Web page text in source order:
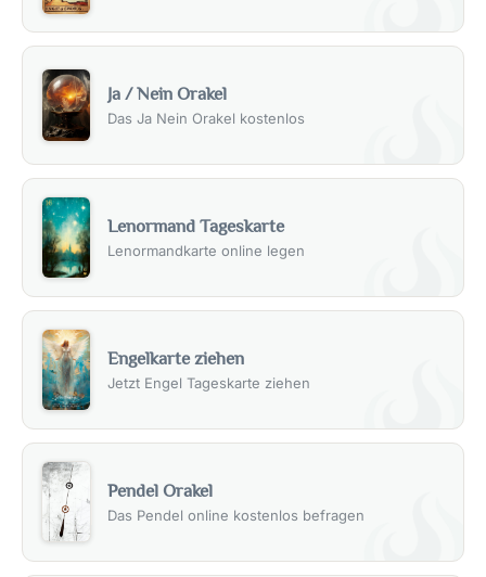
Ja / Nein Orakel
Das Ja Nein Orakel kostenlos
Lenormand Tageskarte
Lenormandkarte online legen
Engelkarte ziehen
Jetzt Engel Tageskarte ziehen
Pendel Orakel
Das Pendel online kostenlos befragen